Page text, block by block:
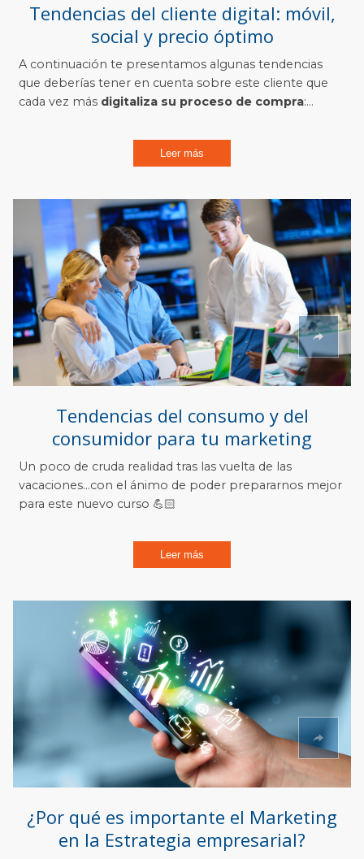
Tendencias del cliente digital: móvil,
social y precio óptimo
A continuación te presentamos algunas tendencias
que deberías tener en cuenta sobre este cliente que
cada vez más digitaliza su proceso de compra:...
Leer más
Tendencias del consumo y del
consumidor para tu marketing
Un poco de cruda realidad tras las vuelta de las
vacaciones…con el ánimo de poder prepararnos mejor
para este nuevo curso 💪🏻
Leer más
¿Por qué es importante el Marketing
en la Estrategia empresarial?